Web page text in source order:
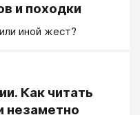
Актеры сыграли
входит в кабинет, в
и походки
иной жест?
Как читать
незаметно